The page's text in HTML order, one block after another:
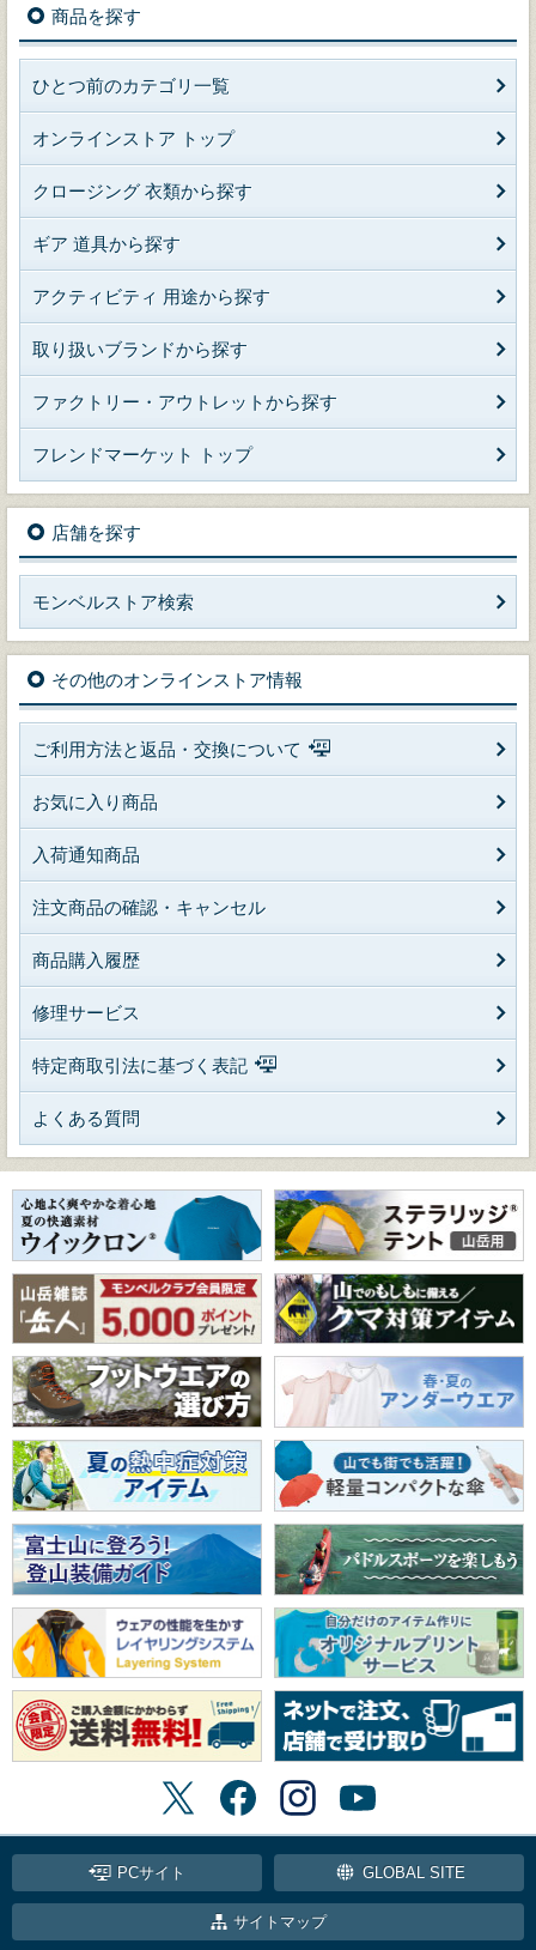
商品を探す
ひとつ前のカテゴリ一覧
オンラインストア トップ
クロージング 衣類から探す
ギア 道具から探す
アクティビティ 用途から探す
取り扱いブランドから探す
ファクトリー・アウトレットから探す
フレンドマーケット トップ
店舗を探す
モンベルストア検索
その他のオンラインストア情報
ご利用方法と返品・交換について
お気に入り商品
入荷通知商品
注文商品の確認・キャンセル
商品購入履歴
修理サービス
特定商取引法に基づく表記
よくある質問
PCサイト GLOBAL SITE
サイトマップ